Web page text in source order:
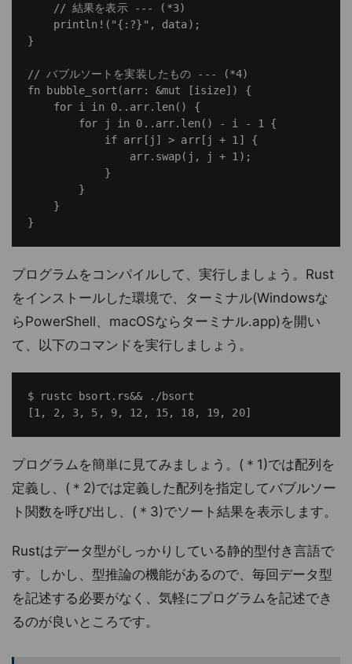
    // 結果を表示 --- (*3)
    println!("{:?}", data);
}
// バブルソートを実装したもの --- (*4)
fn bubble_sort(arr: &mut [isize]) {
    for i in 0..arr.len() {
        for j in 0..arr.len() - i - 1 {
            if arr[j] > arr[j + 1] {
                arr.swap(j, j + 1);
            }
        }
    }
プログラムをコンパイルして、実行しましょう。Rust
をインストールした環境で、ターミナル(Windowsな
らPowerShell、macOSならターミナル.app)を開い
て、以下のコマンドを実行しましょう。
$ rustc bsort.rs&& ./bsort
プログラムを簡単に見てみましょう。(＊1)では配列を
定義し、(＊2)では定義した配列を指定してバブルソー
ト関数を呼び出し、(＊3)でソート結果を表示します。
Rustはデータ型がしっかりしている静的型付き言語で
す。しかし、型推論の機能があるので、毎回データ型
を記述する必要がなく、気軽にプログラムを記述でき
るのが良いところです。